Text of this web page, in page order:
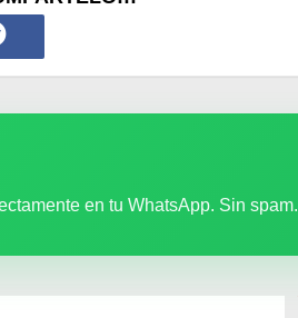
en tu WhatsApp. Sin spam.